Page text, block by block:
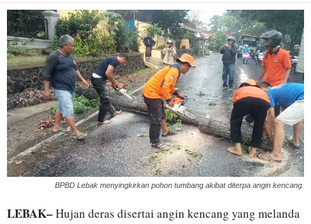
BPBD Lebak menyingkirkan pohon tumbang akibat diterpa angin kencang.
LEBAK–Hujan deras disertai angin kencang yang melanda